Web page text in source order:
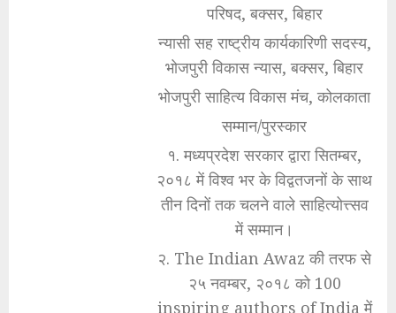
परिषद, बक्सर, बिहार
न्यासी सह राष्ट्रीय कार्यकारिणी सदस्य,
भोजपुरी विकास न्यास, बक्सर, बिहार
भोजपुरी साहित्य विकास मंच, कोलकाता
सम्मान/पुरस्कार
१. मध्यप्रदेश सरकार द्वारा सितम्बर,
२०१८ में विश्व भर के विद्वतजनों के साथ
तीन दिनों तक चलने वाले साहित्योत्त्सव
में सम्मान।
२. The Indian Awaz की तरफ से
२५ नवम्बर, २०१८ को 100
inspiring authors of India में